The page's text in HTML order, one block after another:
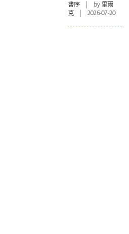
書序 | by 里爾
克 | 2026-07-20